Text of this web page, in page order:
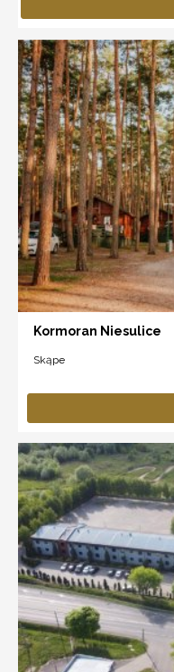
Kormoran Niesulice
Skąpe